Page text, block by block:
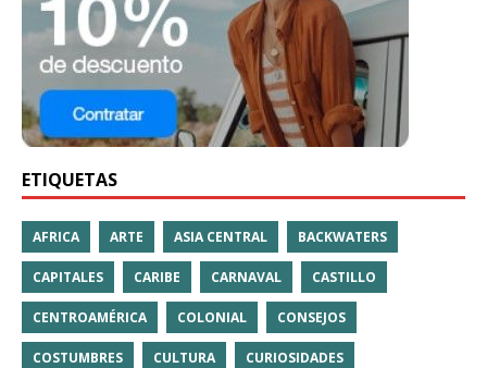
ETIQUETAS
AFRICA ARTE ASIA CENTRAL BACKWATERS
CAPITALES CARIBE CARNAVAL CASTILLO
CENTROAMÉRICA COLONIAL CONSEJOS
COSTUMBRES CULTURA CURIOSIDADES